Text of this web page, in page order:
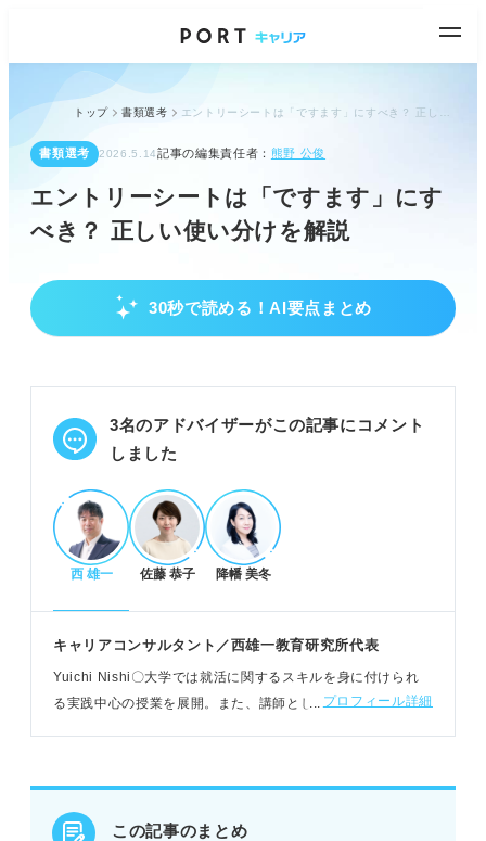
トップ 書類選考
書類選考 2026.5.14記事の編集責任者： 熊野 公俊
エントリーシートは「ですます」にす
べき？ 正しい使い分けを解説
30秒で読める！AI要点まとめ
ES語尾の基本と選択基準
い分ける。
迷ったら「ですます調」を選び、丁寧な印象を与え
POINT：語尾は内容を効果的に伝える手段と捉えよ
う。
「ですます調」と「である調」の特性
ですます調は丁寧で読みやすいが、長文や単調にな
である調は説得力がありインパクト大だが、威圧的
に映る場合も。
それぞれのメリット・デメリットを理解し適切に選
例：協調性アピールなら「ですます」、責任感なら
「である」。
3名のアドバイザーがこの記事にコメント
しました
西 雄一 佐藤 恭子 降幡 美冬
キャリアコンサルタント／西雄一教育研究所代表
Yuichi Nishi〇大学では就活に関するスキルを身に付けられ
る実践中心の授業を展開。また、講師として企業で新人や中
プロフィール詳細
この記事のまとめ